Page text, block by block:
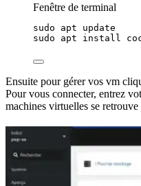
Fenêtre de terminal
sudo apt
update
sudo
apt install
Ensuite pour gérer vos vm
Pour vous connecter, entrez
machines virtuelles se